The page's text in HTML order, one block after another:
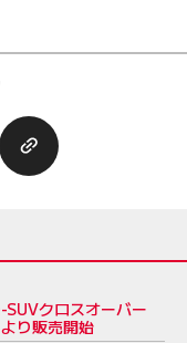
クロスオーバー
り販売開始